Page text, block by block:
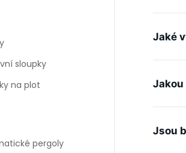
sloupky
na plot
pergoly
Jaké
Jakou
Jsou